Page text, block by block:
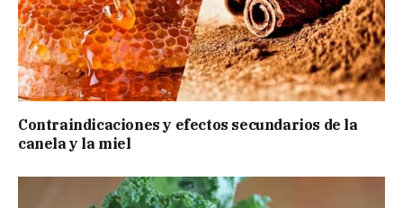
Contraindicaciones y efectos secundarios de la
canela y la miel